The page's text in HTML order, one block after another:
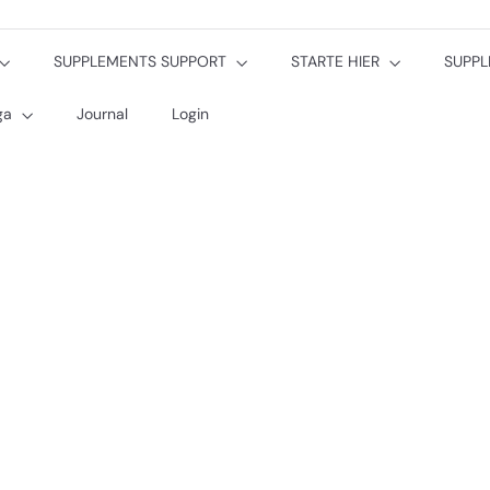
SUPPLEMENTS SUPPORT STARTE HIER
Journal Login